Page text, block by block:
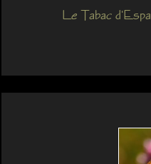
Le Tabac